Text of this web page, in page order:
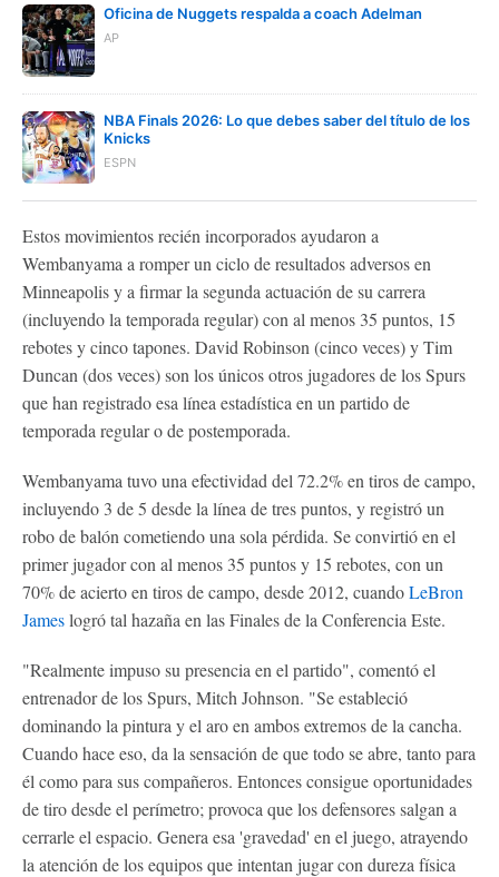
Oficina de Nuggets respalda a coach Adelman
AP
NBA Finals 2026: Lo que debes saber del título de los
Knicks
ESPN
Estos movimientos recién incorporados ayudaron a
Wembanyama a romper un ciclo de resultados adversos en
Minneapolis y a firmar la segunda actuación de su carrera
(incluyendo la temporada regular) con al menos 35 puntos, 15
rebotes y cinco tapones. David Robinson (cinco veces) y Tim
Duncan (dos veces) son los únicos otros jugadores de los Spurs
que han registrado esa línea estadística en un partido de
temporada regular o de postemporada.
Wembanyama tuvo una efectividad del 72.2% en tiros de campo,
incluyendo 3 de 5 desde la línea de tres puntos, y registró un
robo de balón cometiendo una sola pérdida. Se convirtió en el
primer jugador con al menos 35 puntos y 15 rebotes, con un
70% de acierto en tiros de campo, desde 2012, cuandoLeBron
Jameslogró tal hazaña en las Finales de la Conferencia Este.
"Realmente impuso su presencia en el partido", comentó el
entrenador de los Spurs, Mitch Johnson. "Se estableció
dominando la pintura y el aro en ambos extremos de la cancha.
Cuando hace eso, da la sensación de que todo se abre, tanto para
él como para sus compañeros. Entonces consigue oportunidades
de tiro desde el perímetro; provoca que los defensores salgan a
cerrarle el espacio. Genera esa 'gravedad' en el juego, atrayendo
la atención de los equipos que intentan jugar con dureza física